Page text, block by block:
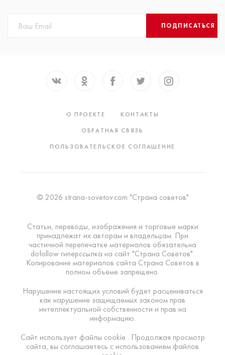
ПОДПИСАТЬСЯ
О ПРОЕКТЕ
КОНТАКТЫ
ОБРАТНАЯ СВЯЗЬ
ПОЛЬЗОВАТЕЛЬСКОЕ СОГЛАШЕНИЕ
© 2026 strana-sovetov.com "Страна советов"
Статьи, переводы, изображения и торговые марки
принадлежат их авторам и владельцам. При
частичной перепечатке материалов обязательна
dofollow гиперссылка на сайт "Страна Советов".
Копирование материалов сайта Страна Советов в
полном объеме запрещено.
Нарушение настоящих условий будет расцениваться
как нарушение защищаемых законом прав
интеллектуальной собственности и прав на
информацию.
Сайт использует файлы cookie . Продолжая просмотр
сайта, вы соглашаетесь с использованием файлов